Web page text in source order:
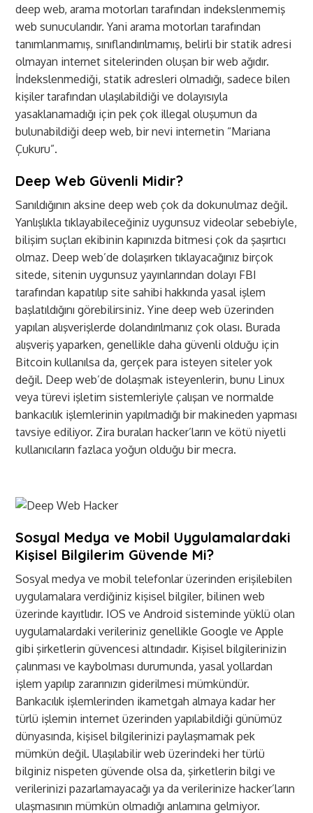
deep web, arama motorları tarafından indekslenmemiş
web sunucularıdır. Yani arama motorları tarafından
tanımlanmamış, sınıflandırılmamış, belirli bir statik adresi
olmayan internet sitelerinden oluşan bir web ağıdır.
İndekslenmediği, statik adresleri olmadığı, sadece bilen
kişiler tarafından ulaşılabildiği ve dolayısıyla
yasaklanamadığı için pek çok illegal oluşumun da
bulunabildiği deep web, bir nevi internetin “Mariana
Çukuru”.
Deep Web Güvenli Midir?
Sanıldığının aksine deep web çok da dokunulmaz değil.
Yanlışlıkla tıklayabileceğiniz uygunsuz videolar sebebiyle,
bilişim suçları ekibinin kapınızda bitmesi çok da şaşırtıcı
olmaz. Deep web’de dolaşırken tıklayacağınız birçok
sitede, sitenin uygunsuz yayınlarından dolayı FBI
tarafından kapatılıp site sahibi hakkında yasal işlem
başlatıldığını görebilirsiniz. Yine deep web üzerinden
yapılan alışverişlerde dolandırılmanız çok olası. Burada
alışveriş yaparken, genellikle daha güvenli olduğu için
Bitcoin kullanılsa da, gerçek para isteyen siteler yok
değil. Deep web’de dolaşmak isteyenlerin, bunu Linux
veya türevi işletim sistemleriyle çalışan ve normalde
bankacılık işlemlerinin yapılmadığı bir makineden yapması
tavsiye ediliyor. Zira buraları hacker’ların ve kötü niyetli
kullanıcıların fazlaca yoğun olduğu bir mecra.
Sosyal Medya ve Mobil Uygulamalardaki
Kişisel Bilgilerim Güvende Mi?
Sosyal medya ve mobil telefonlar üzerinden erişilebilen
uygulamalara verdiğiniz kişisel bilgiler, bilinen web
üzerinde kayıtlıdır. IOS ve Android sisteminde yüklü olan
uygulamalardaki verileriniz genellikle Google ve Apple
gibi şirketlerin güvencesi altındadır. Kişisel bilgilerinizin
çalınması ve kaybolması durumunda, yasal yollardan
işlem yapılıp zararınızın giderilmesi mümkündür.
Bankacılık işlemlerinden ikametgah almaya kadar her
türlü işlemin internet üzerinden yapılabildiği günümüz
dünyasında, kişisel bilgilerinizi paylaşmamak pek
mümkün değil. Ulaşılabilir web üzerindeki her türlü
bilginiz nispeten güvende olsa da, şirketlerin bilgi ve
verilerinizi pazarlamayacağı ya da verilerinize hacker’ların
ulaşmasının mümkün olmadığı anlamına gelmiyor.